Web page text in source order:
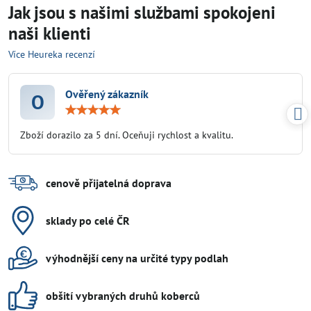
Jak jsou s našimi službami spokojeni
naši klienti
Více Heureka recenzí
O Ověřený zákazník
5
Zboží dorazilo za 5 dní. Oceňuji rychlost a kvalitu.
cenově přijatelná doprava
sklady po celé ČR
výhodnější ceny na určité typy podlah
obšití vybraných druhů koberců